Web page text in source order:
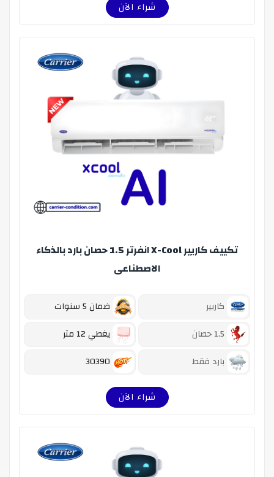
شراء الآن
تكييف كاريير X-Cool انفرتر 1.5 حصان بارد بالذكاء
الاصطناعى
كاريير
ضمان 5 سنوات
يغطي 12 متر
بارد فقط
شراء الآن